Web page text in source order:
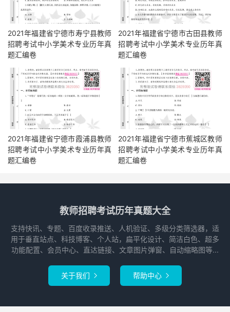
2021年福建省宁德市寿宁县教师
招聘考试中小学美术专业历年真
题汇编卷
2021年福建省宁德市古田县教师
招聘考试中小学美术专业历年真
题汇编卷
2021年福建省宁德市霞浦县教师
招聘考试中小学美术专业历年真
题汇编卷
2021年福建省宁德市蕉城区教师
招聘考试中小学美术专业历年真
题汇编卷
教师招聘考试历年真题大全
支持快讯、专题、百度收录推送、人机验证、多级分类筛选器，适
用于垂直站点、科技博客、个人站，扁平化设计、简洁白色、超多
功能配置、会员中心、直达链接、文章图片弹窗、自动缩略图等...
关于我们  帮助中心 